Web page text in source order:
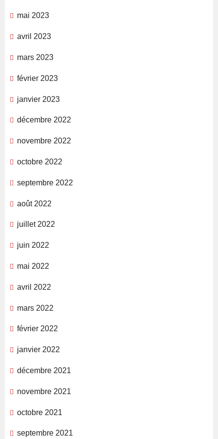
mai 2023
avril 2023
mars 2023
février 2023
janvier 2023
décembre 2022
novembre 2022
octobre 2022
septembre 2022
août 2022
juillet 2022
juin 2022
mai 2022
avril 2022
mars 2022
février 2022
janvier 2022
décembre 2021
novembre 2021
octobre 2021
septembre 2021